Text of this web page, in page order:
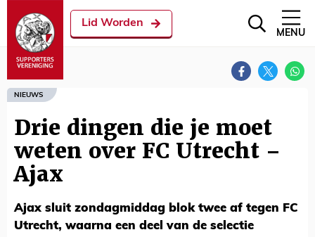
Lid Worden
MENU
NIEUWS
Drie dingen die je moet
weten over FC Utrecht –
Ajax
Ajax sluit zondagmiddag blok twee af tegen FC
Utrecht, waarna een deel van de selectie